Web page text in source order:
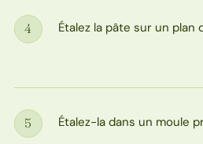
Étape
4 Étalez la pâte sur un plan
Étape
5
Étalez-la dans un moule